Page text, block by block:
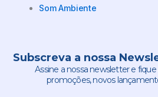
Som Ambiente
Subscreva a nossa
Assine a nossa newsletter e
promoções, novos